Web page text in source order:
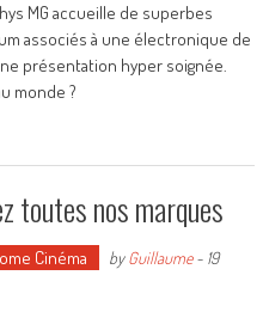
MG accueille de superbes
associés à une électronique de
présentation hyper soignée.
monde ?
toutes nos marques
Cinéma byGuillaume- 19